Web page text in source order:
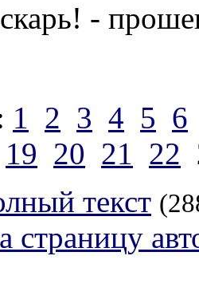
-
1 2 3 4 5 6
19 20 21 22
текст
страницу